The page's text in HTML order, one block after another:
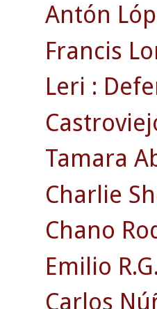
Antón
Francis
Leri :
Tamara
Charlie
Chano
Emilio
Carlos